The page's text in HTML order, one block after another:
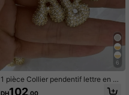
6
1 pièce Collier pendentif lettre en zi
rcone cubique super brillant, collier
DH102.00